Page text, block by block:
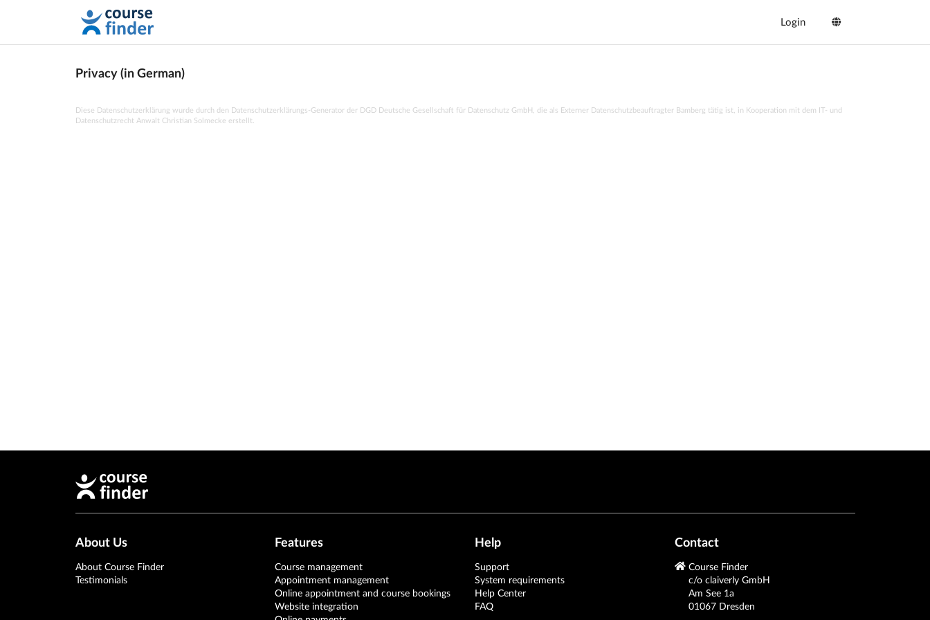
Login
Privacy (in German)
Diese Datenschutzerklärung wurde durch den Datenschutzerklärungs-Generator der DGD Deutsche Gesellschaft für Datenschutz GmbH, die als Externer Datenschutzbeauftragter Bamberg tätig ist, in Kooperation mit dem
IT- und
Datenschutzrecht Anwalt Christian Solmecke erstellt.
About Us
About Course Finder
Testimonials
Features
Course management
Appointment management
Online appointment and course bookings
Website integration
Help
Support
System requirements
Help Center
FAQ
Contact
Course Finder
c/o claiverly GmbH
Am See 1a
01067 Dresden